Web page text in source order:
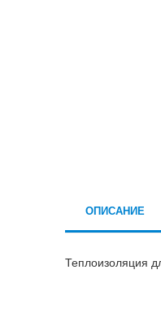
ОПИСАНИЕ
Теплоизоляция